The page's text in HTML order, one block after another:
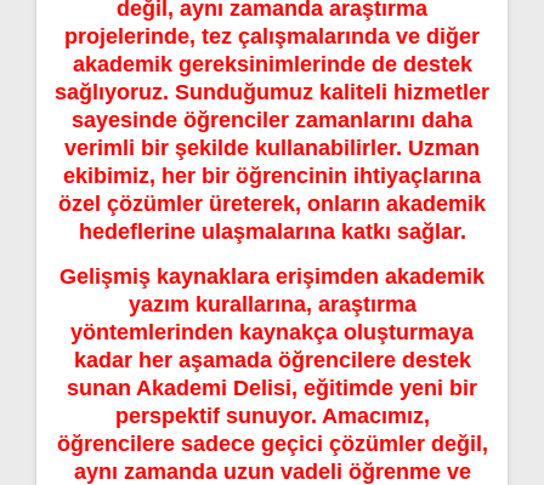
değil, aynı zamanda araştırma
projelerinde, tez çalışmalarında ve diğer
akademik gereksinimlerinde de destek
sağlıyoruz. Sunduğumuz kaliteli hizmetler
sayesinde öğrenciler zamanlarını daha
verimli bir şekilde kullanabilirler. Uzman
ekibimiz, her bir öğrencinin ihtiyaçlarına
özel çözümler üreterek, onların akademik
hedeflerine ulaşmalarına katkı sağlar.
Gelişmiş kaynaklara erişimden akademik
yazım kurallarına, araştırma
yöntemlerinden kaynakça oluşturmaya
kadar her aşamada öğrencilere destek
sunan Akademi Delisi, eğitimde yeni bir
perspektif sunuyor. Amacımız,
öğrencilere sadece geçici çözümler değil,
aynı zamanda uzun vadeli öğrenme ve